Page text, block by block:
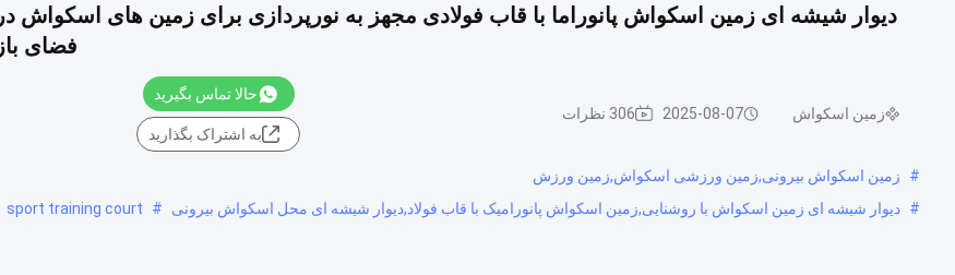
دیوار شیشه ای زمین اسکواش پانوراما با قاب فولادی مجهز به نورپردازی برای زمین های اسکواش در
فضای باز
زمین اسکواش 2025-08-07 306 نظرات
حالا تماس بگیرید
به اشتراک بگذارید
#
زمین اسکواش بیرونی,زمین ورزشی اسکواش,زمین ورزش
# دیوار شیشه ای زمین اسکواش با روشنایی,زمین اسکواش پانورامیک با قاب فولاد,دیوار شیشه ای محل اسکواش بیرونی #
sport training court